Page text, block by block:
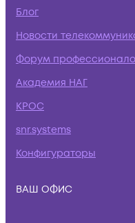
Блог
Новости
Форум
Академия НАГ
КРОС
snr.systems
Конфигураторы
ВАШ ОФИС